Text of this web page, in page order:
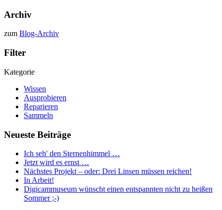
Archiv
zum Blog-Archiv
Filter
Kategorie
Wissen
Ausprobieren
Reparieren
Sammeln
Neueste Beiträge
Ich seh' den Sternenhimmel …
Jetzt wird es ernst …
Nächstes Projekt – oder: Drei Linsen müssen reichen!
In Arbeit!
Digicammuseum wünscht einen entspannten nicht zu heißen
Sommer ;-)